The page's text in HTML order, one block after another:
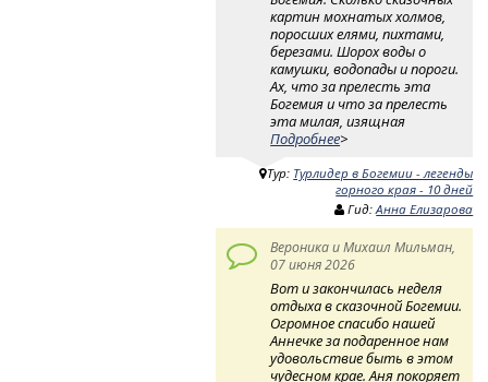
картин мохнатых холмов,
поросших елями, пихтами,
березами. Шорох воды о
камушки, водопады и пороги.
Ах, что за прелесть эта
Богемия и что за прелесть
эта милая, изящная
Подробнее>
Тур: Турлидер в Богемии - легенды
горного края - 10 дней
Гид:Анна Елизарова
Вероника и Михаил Мильман,
07 июня 2026
Вот и закончилась неделя
отдыха в сказочной Богемии.
Огромное спасибо нашей
Аннечке за подаренное нам
удовольствие быть в этом
чудесном крае. Аня покоряет